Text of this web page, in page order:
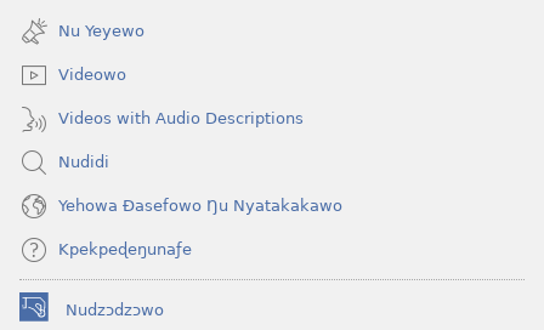
new
window)
Nu Yeyewo
Videowo
Videos with Audio Descriptions
Nudidi
Yehowa Ðasefowo Ŋu Nyatakakawo
Kpekpeɖeŋunaƒe
Nudzɔdzɔwo
(opens